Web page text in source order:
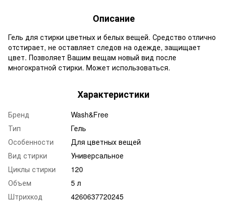
Описание
Гель для стирки цветных и белых вещей. Средство отлично
отстирает, не оставляет следов на одежде, защищает
цвет. Позволяет Вашим вещам новый вид после
многократной стирки. Может использоваться.
Характеристики
Бренд
Wash&Free
Тип
Гель
Особенности
Для цветных вещей
Вид стирки
Универсальное
Циклы стирки
120
Объем
5 л
Штрихкод
4260637720245